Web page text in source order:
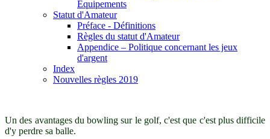
Equipements
Statut d'Amateur
Préface - Définitions
Règles du statut d'Amateur
Appendice – Politique concernant les jeux
d'argent
Index
Nouvelles règles 2019
Un des avantages du bowling sur le golf, c'est que c'est plus difficile
d'y perdre sa balle.